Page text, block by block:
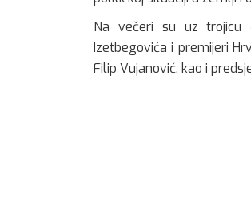
Na večeri su uz trojicu
Izetbegovića i premijeri
Filip Vujanović, kao i